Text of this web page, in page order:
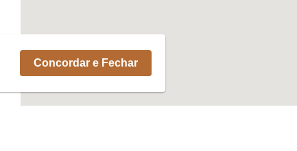
Concordar e Fechar